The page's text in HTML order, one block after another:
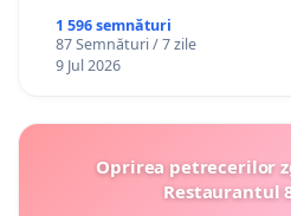
responsabiliitate si
pentru cadrele didactice
universitar.
1 596 semnături
87 Semnături / 7 zile
9 Jul 2026
Oprirea petrecerilor
Restaurantul